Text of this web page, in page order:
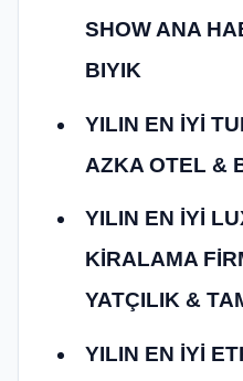
SHOW ANA
BIYIK
YILIN EN İYİ
AZKA OTEL &
YILIN EN İYİ
KİRALAMA
YATÇILIK &
YILIN EN İYİ